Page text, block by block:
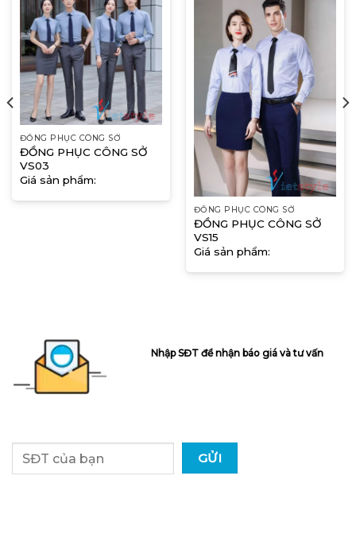
ĐỒNG PHỤC CÔNG SỞ
ĐỒNG PHỤC CÔNG SỞ
VS03
Giá sản phẩm:
ĐỒNG PHỤC CÔNG SỞ
ĐỒNG PHỤC CÔNG SỞ
VS15
Giá sản phẩm:
Nhập SĐT để nhận báo giá và tư vấn